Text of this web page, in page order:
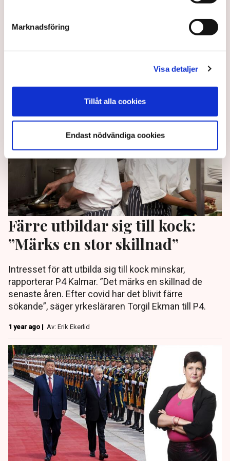
Marknadsföring
Visa detaljer
Tillåt alla cookies
Endast nödvändiga cookies
FN-mötet COP16 i Colombia om biologisk mångfald
Färre utbildar sig till kock:
”Märks en stor skillnad”
Intresset för att utbilda sig till kock minskar,
rapporterar P4 Kalmar. ”Det märks en skillnad de
senaste åren. Efter covid har det blivit färre
sökande”, säger yrkesläraren Torgil Ekman till P4.
1 year ago | Av: Erik Ekerlid